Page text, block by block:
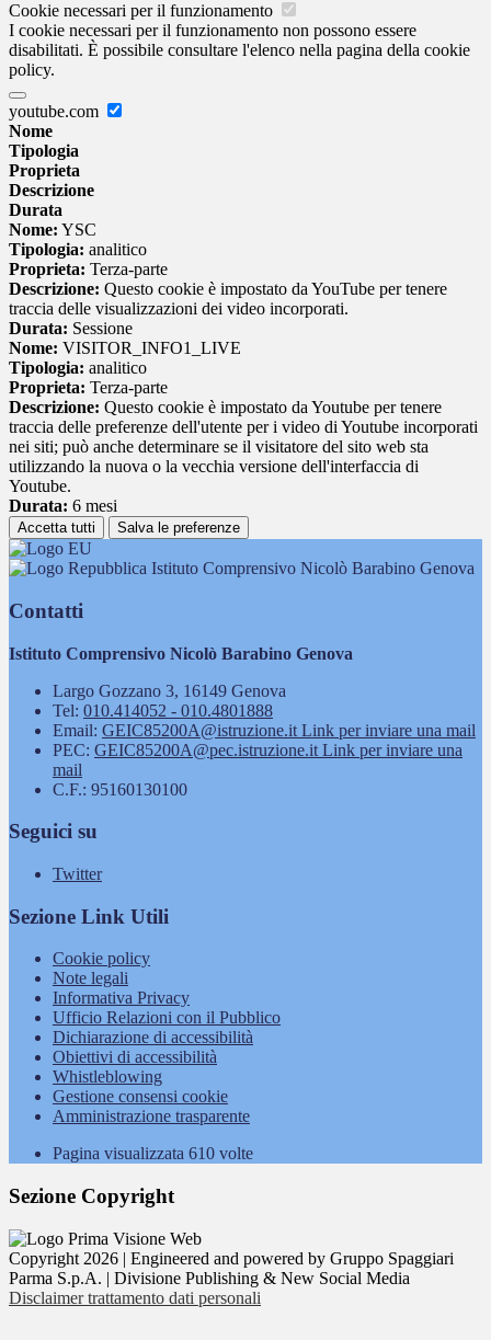
Cookie necessari per il funzionamento
I cookie necessari per il funzionamento non possono essere
disabilitati. È possibile consultare l'elenco nella pagina della cookie
policy.
youtube.com
Nome
Tipologia
Proprieta
Descrizione
Durata
Nome: YSC
Tipologia: analitico
Proprieta: Terza-parte
Descrizione: Questo cookie è impostato da YouTube per tenere
traccia delle visualizzazioni dei video incorporati.
Durata: Sessione
Nome: VISITOR_INFO1_LIVE
Tipologia: analitico
Proprieta: Terza-parte
Descrizione: Questo cookie è impostato da Youtube per tenere
traccia delle preferenze dell'utente per i video di Youtube incorporati
nei siti; può anche determinare se il visitatore del sito web sta
utilizzando la nuova o la vecchia versione dell'interfaccia di
Youtube.
Durata: 6 mesi
Accetta tutti Salva le preferenze
Istituto Comprensivo Nicolò Barabino Genova
Contatti
Istituto Comprensivo Nicolò Barabino Genova
Largo Gozzano 3, 16149 Genova
Tel: 010.414052 - 010.4801888
Email: GEIC85200A@istruzione.it Link per inviare una mail
PEC: GEIC85200A@pec.istruzione.it Link per inviare una
mail
C.F.: 95160130100
Seguici su
Twitter
Sezione Link Utili
Cookie policy
Note legali
Informativa Privacy
Ufficio Relazioni con il Pubblico
Dichiarazione di accessibilità
Obiettivi di accessibilità
Whistleblowing
Gestione consensi cookie
Amministrazione trasparente
Pagina visualizzata 610 volte
Sezione Copyright
Copyright 2026 | Engineered and powered by Gruppo Spaggiari
Parma S.p.A. | Divisione Publishing & New Social Media
Disclaimer trattamento dati personali